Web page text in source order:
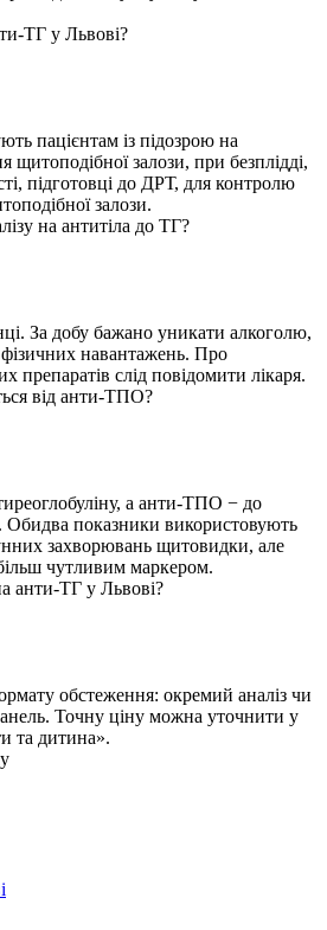
ТГ у Львові?
пацієнтам із підозрою на
щитоподібної залози, при безплідді,
підготовці до ДРТ, для контролю
залози.
на антитіла до ТГ?
За добу бажано уникати алкоголю,
навантажень. Про
препаратів слід повідомити лікаря.
від анти-ТПО?
а анти-ТПО − до
Обидва показники використовують
захворювань щитовидки, але
чутливим маркером.
анти-ТГ у Львові?
обстеження: окремий аналіз чи
Точну ціну можна уточнити у
та дитина».